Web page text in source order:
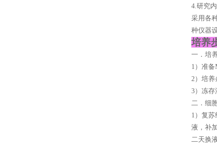
4.研究
采用各
种仪器
培养
一．培
1）准备
2）培养
3）冻存
二．细
1）复
液，补
二天换